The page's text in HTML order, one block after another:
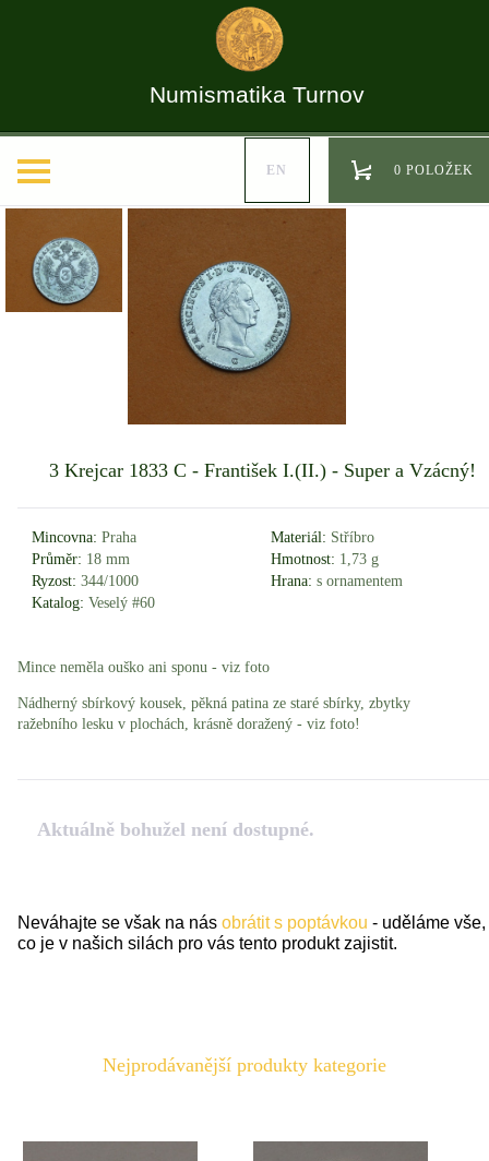
Numismatika Turnov
EN 0 POLOŽEK
3 Krejcar 1833 C - František I.(II.) - Super a Vzácný!
Mincovna: Praha Materiál: Stříbro
Průměr: 18 mm Hmotnost: 1,73 g
Ryzost: 344/1000 Hrana: s ornamentem
Katalog: Veselý #60
Mince neměla ouško ani sponu - viz foto
Nádherný sbírkový kousek, pěkná patina ze staré sbírky, zbytky
ražebního lesku v plochách, krásně doražený - viz foto!
Aktuálně bohužel není dostupné.
Neváhajte se však na nás obrátit s poptávkou - uděláme vše,
co je v našich silách pro vás tento produkt zajistit.
Nejprodávanější produkty kategorie